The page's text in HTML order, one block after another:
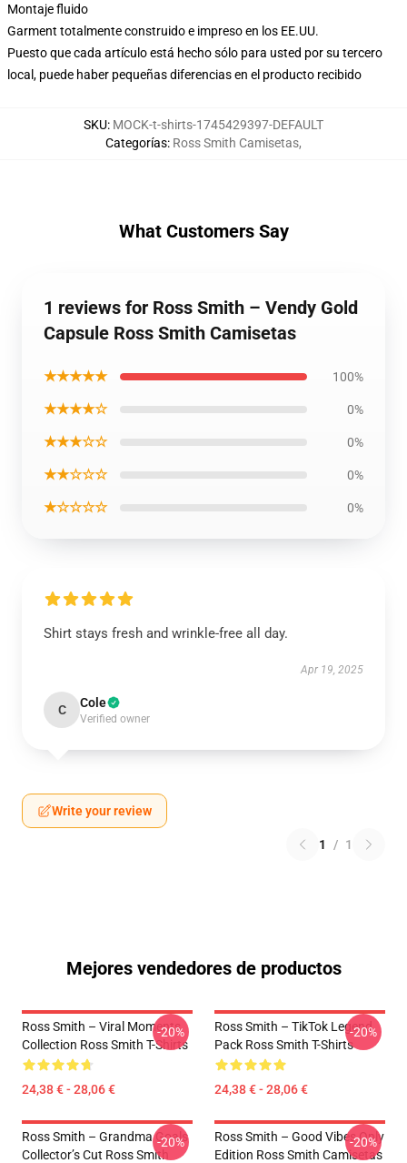
Montaje fluido
Garment totalmente construido e impreso en los EE.UU.
Puesto que cada artículo está hecho sólo para usted por su tercero
local, puede haber pequeñas diferencias en el producto recibido
SKU: MOCK-t-shirts-1745429397-DEFAULT
Categorías: Ross Smith Camisetas,
What Customers Say
1 reviews for Ross Smith – Vendy Gold
Capsule Ross Smith Camisetas
★★★★★ 100%
★★★★☆ 0%
★★★☆☆ 0%
★★☆☆☆ 0%
★☆☆☆☆ 0%
Shirt stays fresh and wrinkle-free all day.
Apr 19, 2025
C Cole
Verified owner
Write your review
1 / 1
Mejores vendedores de productos
Ross Smith – Viral Moments
Collection Ross Smith T-Shirts
24,38 € - 28,06 €
-20%
Ross Smith – TikTok Legend
Pack Ross Smith T-Shirts
24,38 € - 28,06 €
-20%
Ross Smith – Grandma Goals
Collector’s Cut Ross Smith
-20%
Ross Smith – Good Vibes Only
Edition Ross Smith Camisetas
-20%